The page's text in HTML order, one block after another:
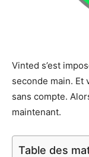
Vinted s’est
seconde main. Et
sans compte.
maintenant.
Table des